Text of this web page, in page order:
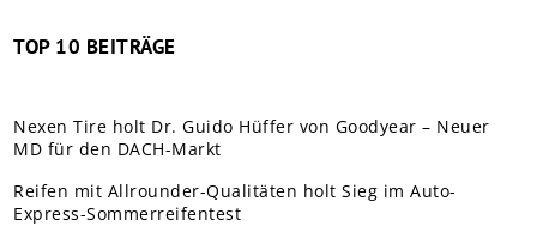
TOP 10 BEITRÄGE
Nexen Tire holt Dr. Guido Hüffer von Goodyear – Neuer
MD für den DACH-Markt
Reifen mit Allrounder-Qualitäten holt Sieg im Auto-
Express-Sommerreifentest